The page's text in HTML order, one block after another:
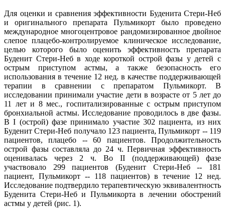
Для оценки и сравнения эффективности Буденита Стери-Неб
и оригинального препарата Пульмикорт было проведено
международное многоцентровое рандомизированное двойное
слепое плацебо-контролируемое клиническое исследование,
целью которого было оценить эффективность препарата
Буденит Стери-Неб в ходе короткой острой фазы у детей с
острым приступом астмы, а также безопасность его
использования в течение 12 нед. в качестве поддерживающей
терапии в сравнении с препаратом Пульмикорт. В
исследовании принимали участие дети в возрасте от 5 лет до
11 лет и 8 мес., госпитализированные с острым приступом
бронхиальной астмы. Исследование проводилось в две фазы.
В I (острой) фазе принимало участие 302 пациента, из них
Буденит Стери-Неб получало 123 пациента, Пульмикорт -- 119
пациентов, плацебо -- 60 пациентов. Продолжительность
острой фазы составляла до 24 ч. Первичная эффективность
оценивалась через 2 ч. Во II (поддерживающей) фазе
участвовало 299 пациентов (Буденит Стери-Неб -- 181
пациент, Пульмикорт -- 118 пациентов) в течение 12 нед.
Исследование подтвердило терапевтическую эквивалентность
Буденита Стери-Неб и Пульмикорта в лечении обострений
астмы у детей (рис. 1).